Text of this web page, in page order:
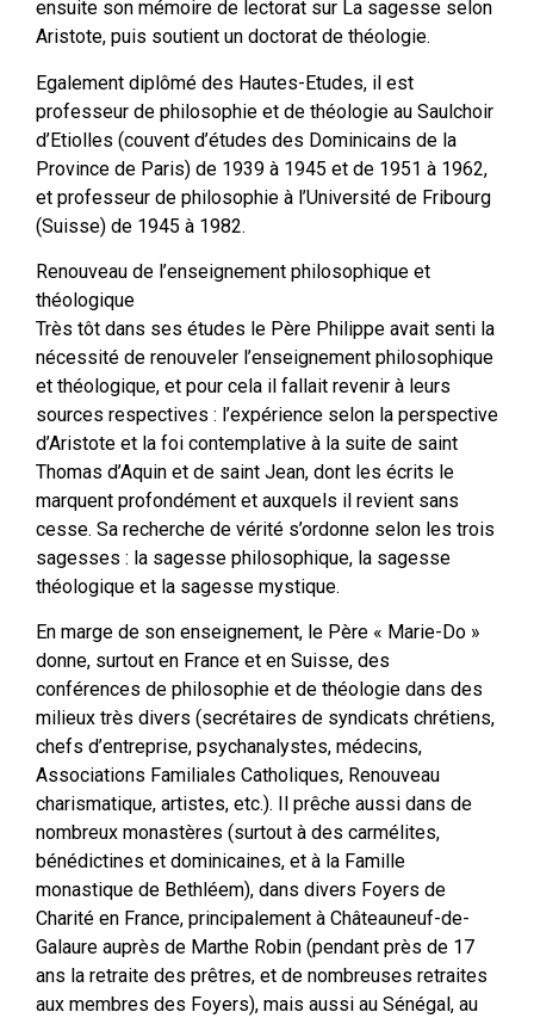
ensuite son mémoire de lectorat sur La sagesse selon
Aristote, puis soutient un doctorat de théologie.
Egalement diplômé des Hautes-Etudes, il est
professeur de philosophie et de théologie au Saulchoir
d’Etiolles (couvent d’études des Dominicains de la
Province de Paris) de 1939 à 1945 et de 1951 à 1962,
et professeur de philosophie à l’Université de Fribourg
(Suisse) de 1945 à 1982.
Renouveau de l’enseignement philosophique et
théologique
Très tôt dans ses études le Père Philippe avait senti la
nécessité de renouveler l’enseignement philosophique
et théologique, et pour cela il fallait revenir à leurs
sources respectives : l’expérience selon la perspective
d’Aristote et la foi contemplative à la suite de saint
Thomas d’Aquin et de saint Jean, dont les écrits le
marquent profondément et auxquels il revient sans
cesse. Sa recherche de vérité s’ordonne selon les trois
sagesses : la sagesse philosophique, la sagesse
théologique et la sagesse mystique.
En marge de son enseignement, le Père « Marie-Do »
donne, surtout en France et en Suisse, des
conférences de philosophie et de théologie dans des
milieux très divers (secrétaires de syndicats chrétiens,
chefs d’entreprise, psychanalystes, médecins,
Associations Familiales Catholiques, Renouveau
charismatique, artistes, etc.). Il prêche aussi dans de
nombreux monastères (surtout à des carmélites,
bénédictines et dominicaines, et à la Famille
monastique de Bethléem), dans divers Foyers de
Charité en France, principalement à Châteauneuf-de-
Galaure auprès de Marthe Robin (pendant près de 17
ans la retraite des prêtres, et de nombreuses retraites
aux membres des Foyers), mais aussi au Sénégal, au